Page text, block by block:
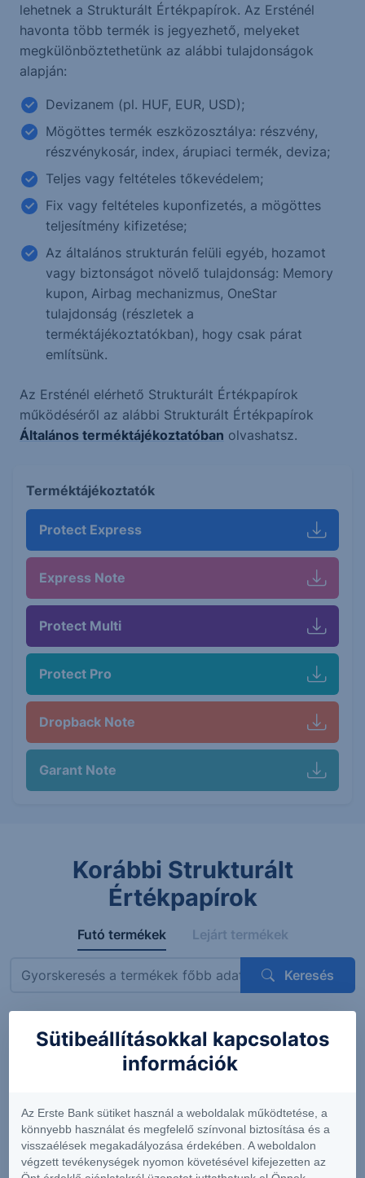
lehetnek a Strukturált Értékpapírok. Az Ersténél
havonta több termék is jegyezhető, melyeket
megkülönböztethetünk az alábbi tulajdonságok
alapján:
Devizanem (pl. HUF, EUR, USD);
Mögöttes termék eszközosztálya: részvény,
részvénykosár, index, árupiaci termék, deviza;
Teljes vagy feltételes tőkevédelem;
Fix vagy feltételes kuponfizetés, a mögöttes
teljesítmény kifizetése;
Az általános strukturán felüli egyéb, hozamot
vagy biztonságot növelő tulajdonság: Memory
kupon, Airbag mechanizmus, OneStar
tulajdonság (részletek a
terméktájékoztatókban), hogy csak párat
említsünk.
Az Ersténél elérhető Strukturált Értékpapírok
működéséről az alábbi Strukturált Értékpapírok
Általános terméktájékoztatóban olvashatsz.
Terméktájékoztatók
Protect Express
Express Note
Protect Multi
Protect Pro
Dropback Note
Garant Note
Korábbi Strukturált
Értékpapírok
Futó termékek Lejárt termékek
Keresés
Megnevezés ISIN Mögöttes termék Kupon
Express
OneStar
Smart
Infrastructure
EUR 26-29
AT0000A3VVT6
Siemens AG
Sütibeállításokkal kapcsolatos
információk
Az Erste Bank sütiket használ a weboldalak működtetése, a
könnyebb használat és megfelelő színvonal biztosítása és a
visszaélések megakadályozása érdekében. A weboldalon
végzett tevékenységek nyomon követésével kifejezetten az